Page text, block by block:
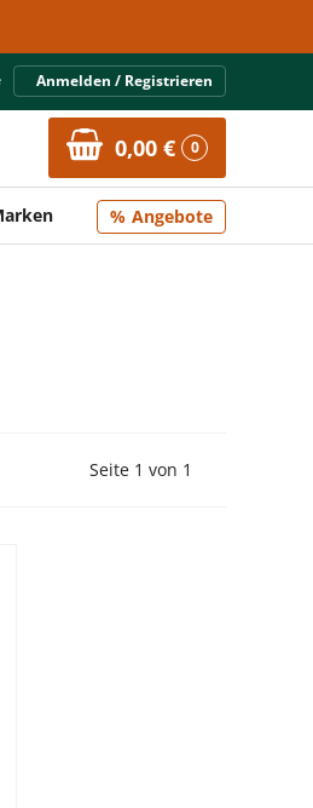
Anmelden / Registrieren
0,00 € 0
Angebote
Vorherige Seite
Seite 1 von 1